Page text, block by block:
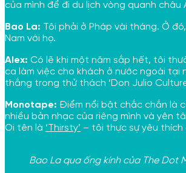
của mình để đi du lịch vòng quanh
Bao La: Tôi phải ở Pháp vài tháng. Ở
Nam với họ.
Alex: Có lẽ khi một năm sắp hết, tôi
ca làm việc cho khách ở nước ngoài tại
thắng trong thử thách ‘Don Julio Culture
Monotape: Điểm nổi bật chắc chắn là
nhiều bản nhạc của riêng mình và yên
Oi tên là ‘Thirsty’ – tôi thực sự yêu thích
Bao La qua ống kính của The Dot